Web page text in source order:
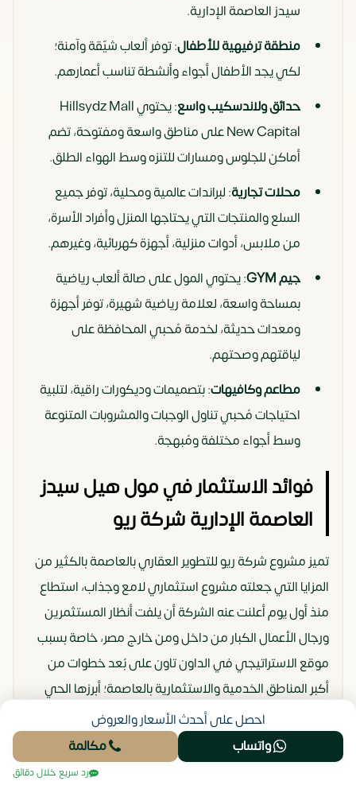
سيدز العاصمة الإدارية.
منطقة ترفيهية للأطفال: توفر ألعاب شيّقة وآمنة؛
لكي يجد الأطفال أجواء وأنشطة تناسب أعمارهم.
حدائق ولاندسكيب واسع
: يحتوي Hillsydz Mall
New Capital على مناطق واسعة ومفتوحة، تضم
أماكن للجلوس ومسارات للتنزه وسط الهواء الطلق.
محلات تجارية: لبراندات عالمية ومحلية، توفر جميع
السلع والمنتجات التي يحتاجها المنزل وأفراد الأسرة،
من ملابس، أدوات منزلية، أجهزة كهربائية، وغيرهم.
جيمGYM: يحتوي المول على صالة ألعاب رياضية
بمساحة واسعة، لعلامة رياضية شهيرة، توفر أجهزة
ومعدات حديثة، لخدمة مُحبي المحافظة على
لياقتهم وصحتهم.
مطاعم وكافيهات: بتصميمات وديكورات راقية، لتلبية
احتياجات مُحبي تناول الوجبات والمشروبات المتنوعة
وسط أجواء مختلفة ومُبهجة.
فوائد الاستثمار في مول هيل سيدز
العاصمة الإدارية شركة ريو
تميز مشروع شركة ريو للتطوير العقاري بالعاصمة بالكثير من
المزايا التي جعلته مشروع استثماري لامع وجذاب، استطاع
منذ أول يوم أعلنت عنه الشركة أن يلفت أنظار المستثمرين
ورجال الأعمال الكبار من داخل ومن خارج مصر، خاصة بسبب
موقع الاستراتيجي في الداون تاون على بُعد خطوات من
أكبر المناطق الخدمية والاستثمارية بالعاصمة؛ أبرزها الحي
المالي والحي الحكومي ومسجد مصر.
كما أن تنوع الوحدات بمول هيل سيدز العاصمة الإدارية يضمن
تلبية احتياجات جميع المستثمرين، حيث اختلفت الأنواع ما
احصل على أحدث الأسعار والعروض
واتساب
مكالمة
رد سريع خلال دقائق